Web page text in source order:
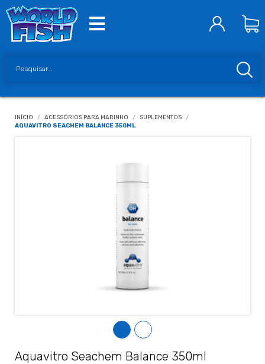
INÍCIO / ACESSÓRIOS PARA MARINHO / SUPLEMENTOS
/
AQUAVITRO SEACHEM BALANCE 350ML
Aquavitro Seachem Balance 350ml